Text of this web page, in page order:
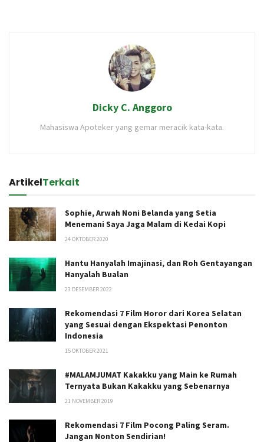
Dicky C. Anggoro
Mahasiswa Apoteker yang gemar meracik kata-kata.
ArtikelTerkait
Sophie, Arwah Noni Belanda yang Setia
Menemani Saya Jaga Malam di Kedai Kopi
24 OKTOBER 2020
Hantu Hanyalah Imajinasi, dan Roh Gentayangan
Hanyalah Bualan
23 DESEMBER 2022
Rekomendasi 7 Film Horor dari Korea Selatan
yang Sesuai dengan Ekspektasi Penonton
Indonesia
15 OKTOBER 2021
#MALAMJUMAT Kakakku yang Main ke Rumah
Ternyata Bukan Kakakku yang Sebenarnya
21 NOVEMBER 2019
Rekomendasi 7 Film Pocong Paling Seram.
Jangan Nonton Sendirian!